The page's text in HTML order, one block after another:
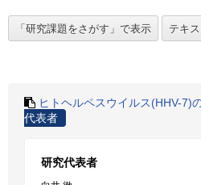
ヒトヘルペスウイルス(HHV-7)
代表者
研究代表者